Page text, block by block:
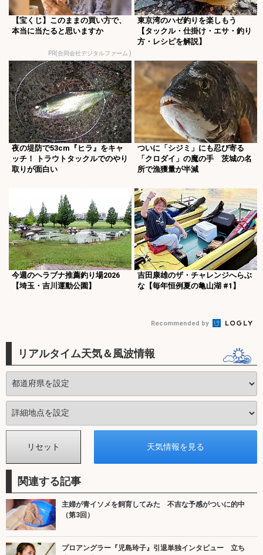
【宝くじ】このままの買い方で、
本当に当たると思いますか
PR(合同会社デジタルファーム )
東京湾のハゼ釣りを楽しもう
【タックル・仕掛け・エサ・釣り
方・レシピを解説】
夜の堤防で53cm『ヒラ』をキャ
ッチ！ トラウトタックルでのやり
取りが面白い
ついに「シジミ」にも忍び寄る
「クロダイ」の魔の手 茨城の名
所で漁獲量が半減
今週のヘラブナ推薦釣り場2026
【埼玉・吉川運動公園】
吉田康雄のザ・チャレンジへらぶ
な【毎年恒例夏の亀山湖 #1】
Recommended by
リアルタイム天気＆風波情報
関連する記事
主婦が青イソメを飼育してみた 不吉な予感がついに的中
（第3回）
プロアングラー『児島玲子』引退単独インタビュー 立ち